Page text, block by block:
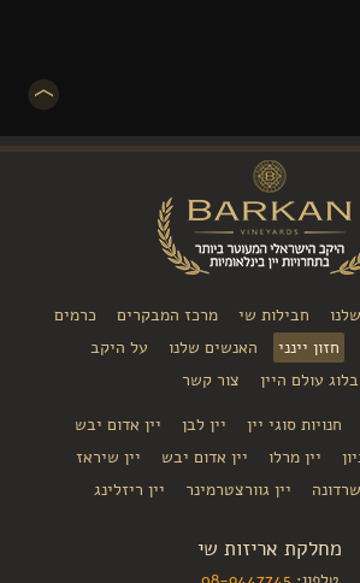
חבילות שי מרכז המבקרים
כרמים
חזון יינני האנשים שלנו
על היקב
בלוג עולם היין
צור קשר
חנויות סוגי יין יין לבן
יין אדום יבש
יין מרלו יין אדום יבש
יין שיראז
יין גוורצטרמינר יין ריזלינג
מחלקת אריזות שי